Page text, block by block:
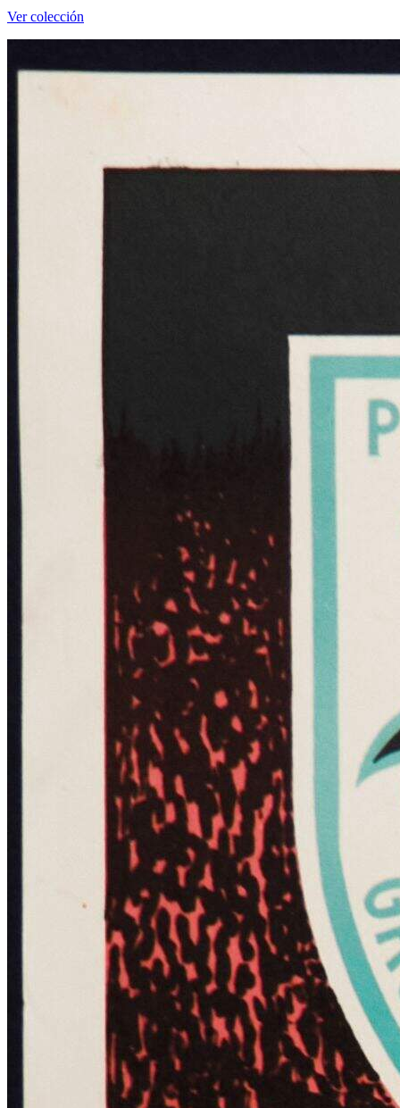
Ver colección